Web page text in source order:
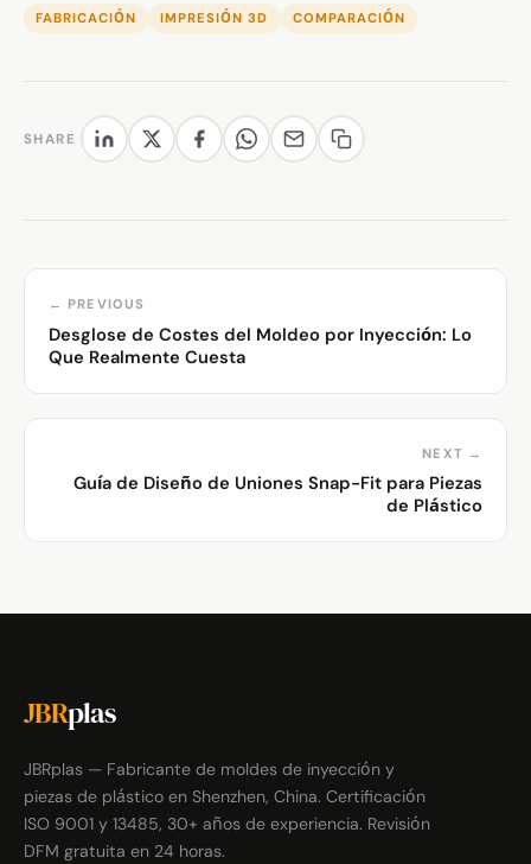
FABRICACIÓN IMPRESIÓN 3D COMPARACIÓN
SHARE
← PREVIOUS
Desglose de Costes del Moldeo por Inyección: Lo
Que Realmente Cuesta
NEXT →
Guía de Diseño de Uniones Snap-Fit para Piezas
de Plástico
JBRplas
JBRplas — Fabricante de moldes de inyección y
piezas de plástico en Shenzhen, China. Certificación
ISO 9001 y 13485, 30+ años de experiencia. Revisión
DFM gratuita en 24 horas.